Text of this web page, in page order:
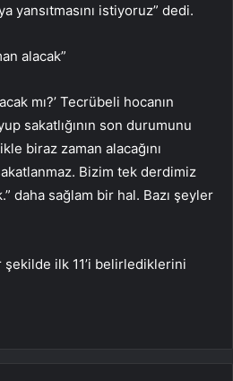
yansıtmasını istiyoruz” dedi.
alacak”
mı?’ Tecrübeli hocanın
sakatlığının son durumunu
biraz zaman alacağını
Bizim tek derdimiz
daha sağlam bir hal. Bazı şeyler
şekilde ilk 11’i belirlediklerini